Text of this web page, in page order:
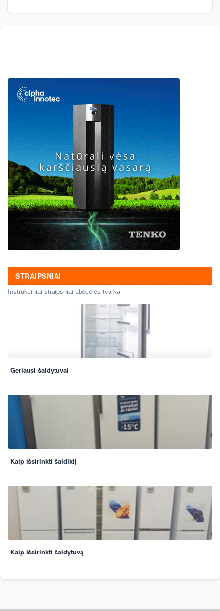
STRAIPSNIAI
Instrukciniai straipsniai abėcėlės tvarka
Geriausi šaldytuvai
Kaip išsirinkti šaldiklį
Kaip išsirinkti šaldytuvą